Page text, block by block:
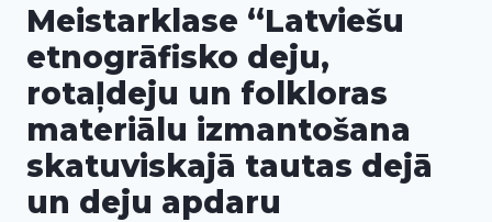
Meistarklase “Latviešu
etnogrāfisko deju,
rotaļdeju un folkloras
materiālu izmantošana
skatuviskajā tautas dejā
un deju apdaru